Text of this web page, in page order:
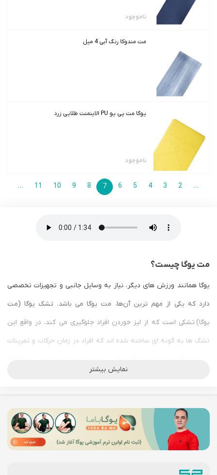
ناموجود
مت مندوکا رنگ آبی 4 میل
یوگا مت پی یو PU الاینمنت طلایی زرد
ناموجود
…
2
3
4
5
6
7
8
9
10
11
…
مت یوگا چیست؟
یوگا همانند ورزش های دیگر، نیاز به وسایل جانبی و تجهیزات تخصصی
دارد که یکی از مهم ترین آن‌ها، مت یوگا می باشد. تشک یوگا (مت
یوگا) تشکی است که از لیز خوردن افراد جلوگیری می کند. در واقع این
تشک ها به گونه ای ساخته شده اند که افراد در زمان حرکات و تمرینات
یوگا
علاوه بر یک ورزش جسمی، ورزشی ذهنی و روحی می باشد. در واقع
شما می توانید با انجام آن بسیاری از مشکلات ذهنی و روحی خود را به
مرور زمان رفع کنید.
اهمیت خرید مت یوگا
نمایش بیشتر